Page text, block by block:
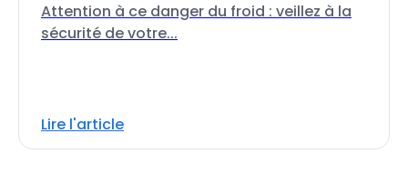
Attention à ce danger du froid : veillez à la
sécurité de votre...
Lire l'article